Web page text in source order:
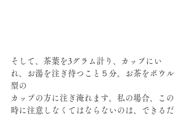
そして、茶葉を3グラム計り、カップにい
れ、お湯を注ぎ待つこと５分。お茶をボウル
型の
カップの方に注ぎ淹れます。私の場合、この
時に注意しなくてはならないのは、できるだ